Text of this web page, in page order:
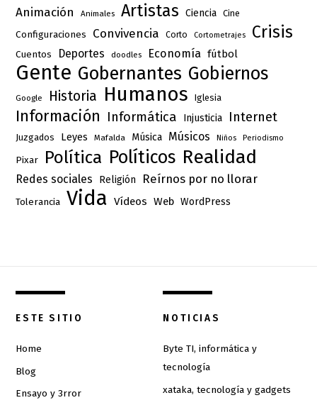
Animación Animales Artistas Ciencia Cine
Configuraciones Convivencia Corto Cortometrajes Crisis
Cuentos Deportes doodles Economía fútbol
Gente Gobernantes Gobiernos
Google Historia Humanos Iglesia
Información Informática Injusticia Internet
Juzgados Leyes Mafalda Música Músicos Niños Periodismo
Pixar Política Políticos Realidad
Redes sociales Religión Reírnos por no llorar
Tolerancia Vida Vídeos Web WordPress
ESTE SITIO
Home
Blog
Ensayo y 3rror
NOTICIAS
Byte TI, informática y
tecnología
xataka, tecnología y gadgets